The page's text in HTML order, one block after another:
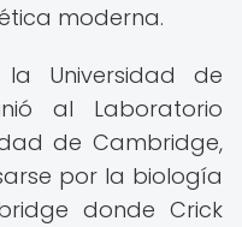
moderna.
Universidad de
al Laboratorio
de Cambridge,
por la biología
donde Crick